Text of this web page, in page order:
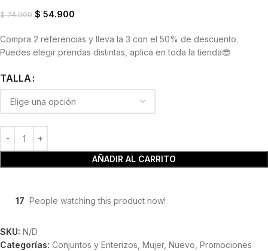
$74.900 $ 54.900
Compra 2 referencias y lleva la 3 con el 50% de descuento.
Puedes elegir prendas distintas, aplica en toda la tienda😎
TALLA
AÑADIR AL CARRITO
17 People watching this product now!
SKU: N/D
Categorías: Conjuntos y Enterizos Mujer, Nuevo Promociones